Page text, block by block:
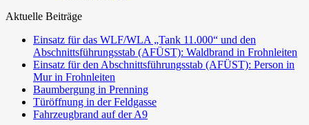
Aktuelle Beiträge
Einsatz für das WLF/WLA „Tank 11.000“ und den
Abschnittsführungsstab (AFÜST): Waldbrand in Frohnleiten
Einsatz für den Abschnittsführungsstab (AFÜST): Person in
Mur in Frohnleiten
Baumbergung in Prenning
Türöffnung in der Feldgasse
Fahrzeugbrand auf der A9